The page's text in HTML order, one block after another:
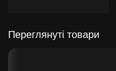
Переглянуті товари